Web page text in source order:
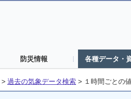
防災情報 各種データ・
> 過去の気象データ検索 > １時間ごとの